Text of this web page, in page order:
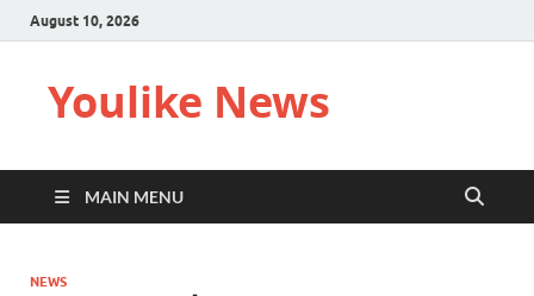
August 10, 2026
Youlike News
MAIN MENU
NEWS